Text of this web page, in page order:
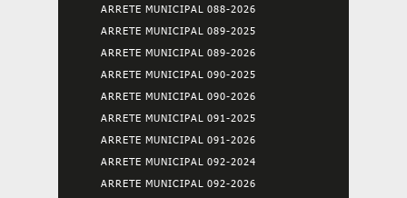
ARRETE MUNICIPAL 088-2026
ARRETE MUNICIPAL 089-2025
ARRETE MUNICIPAL 089-2026
ARRETE MUNICIPAL 090-2025
ARRETE MUNICIPAL 090-2026
ARRETE MUNICIPAL 091-2025
ARRETE MUNICIPAL 091-2026
ARRETE MUNICIPAL 092-2024
ARRETE MUNICIPAL 092-2026